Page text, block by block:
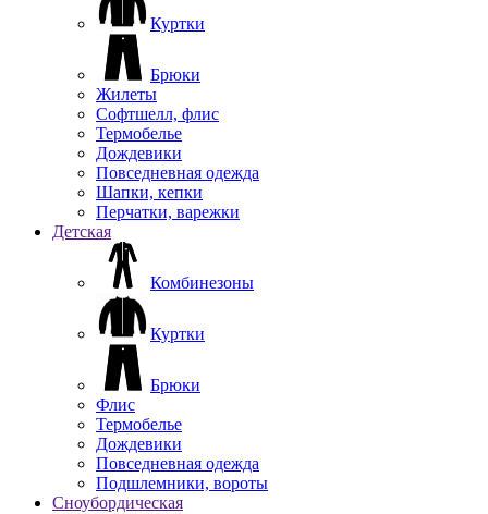
Куртки
Брюки
Жилеты
Софтшелл, флис
Термобелье
Дождевики
Повседневная одежда
Шапки, кепки
Перчатки, варежки
Детская
Комбинезоны
Куртки
Брюки
Флис
Термобелье
Дождевики
Повседневная одежда
Подшлемники, вороты
Сноубордическая